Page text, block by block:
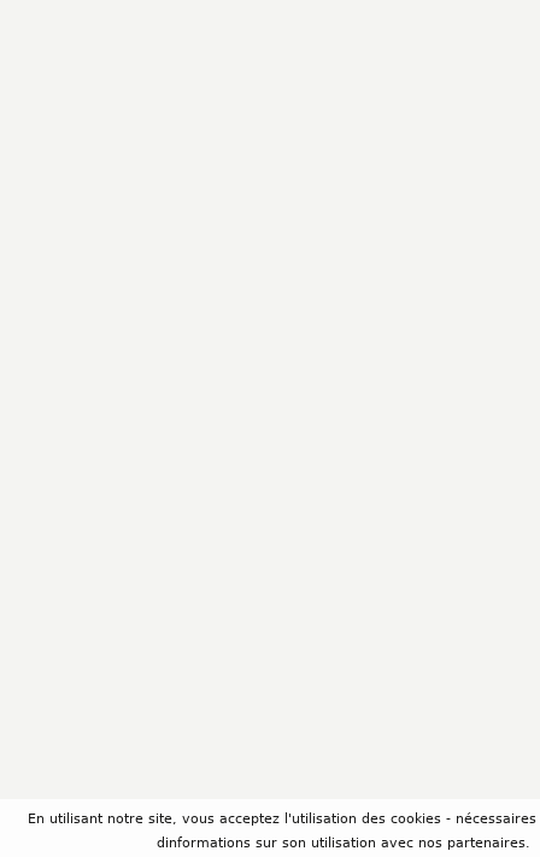
En utilisant notre site, vous acceptez l'utilisation des cookies -
dinformations sur son utilisation avec nos partenaires.